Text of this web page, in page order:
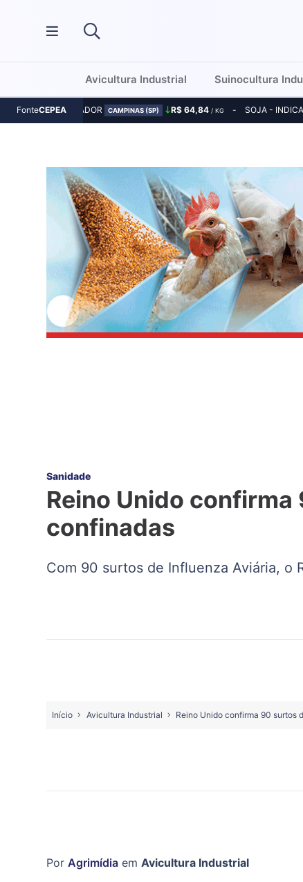
Avicultura Industrial Suinocultura
FonteCEPEA
MILHO - INDICADOR CAMPINAS (SP) R$ 64,84 / KG SOJA -
Sanidade
Reino Unido
confinadas
Com 90 surtos de Influenza Aviária, o
Início Avicultura Industrial Reino Unido confirma 90 surtos
Por Agrimídia em Avicultura Industrial